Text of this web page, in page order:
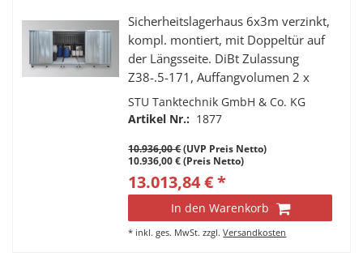
Sicherheitslagerhaus 6x3m verzinkt,
kompl. montiert, mit Doppeltür auf
der Längsseite. DiBt Zulassung
Z38-.5-171, Auffangvolumen 2 x
1400l, Für wassergefährdende
Flüssigkeiten der GHS Kategorie 1-4.
2385 mm
STU Tanktechnik GmbH & Co. KG
Artikel Nr.: 1877
10.936,00 €(UVP Preis Netto)
10.936,00 € (Preis Netto)
13.013,84 € *
In den Warenkorb
* inkl. ges. MwSt. zzgl.Versandkosten